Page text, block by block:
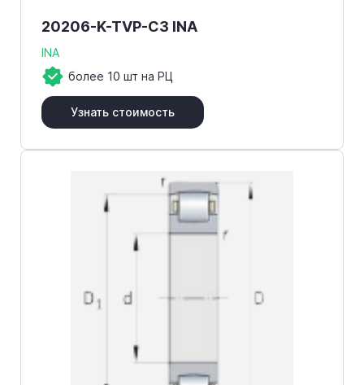
20206-K-TVP-C3 INA
INA
более 10 шт на РЦ
Узнать стоимость